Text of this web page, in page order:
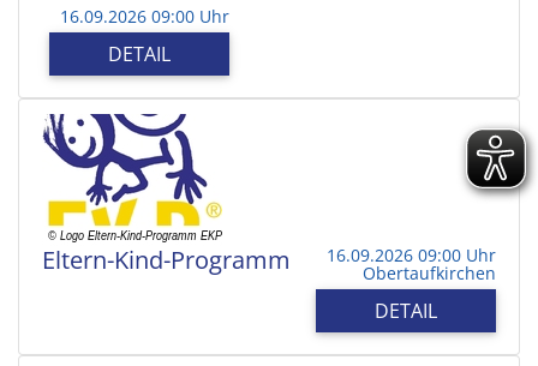
16.09.2026 09:00 Uhr
DETAIL
Eltern-Kind-Programm 16.09.2026 09:00 Uhr
Obertaufkirchen
DETAIL